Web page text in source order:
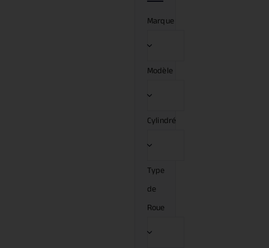
Marque
Modèle
Cylindré
Type
de
Roue